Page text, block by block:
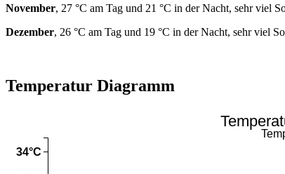
November, 27 °C am Tag und 21 °C in der Nacht, sehr viel
Dezember, 26 °C am Tag und 19 °C in der Nacht, sehr viel
Temperatur Diagramm